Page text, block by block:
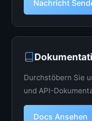
Nachricht
Durchstöbern Sie
und API-
Docs Ansehen